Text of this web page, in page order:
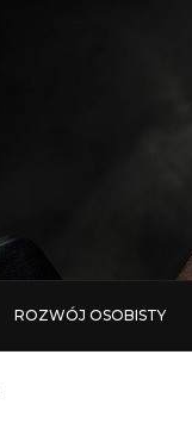
ROZWÓJ OSOBISTY